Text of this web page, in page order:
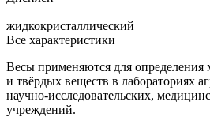
—
жидкокристаллический
Все характеристики
Весы применяются для
и твёрдых веществ в лабораториях
научно-исследовательских,
учреждений.